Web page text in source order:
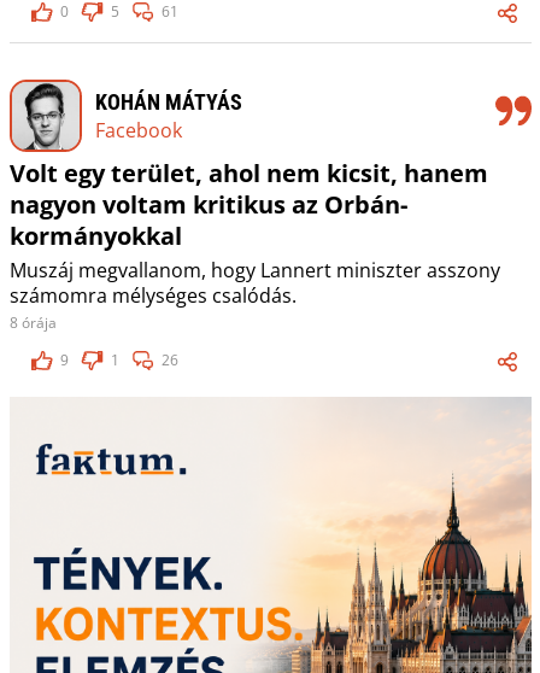
0
5 61
KOHÁN MÁTYÁS
Facebook
Volt egy terület, ahol nem kicsit, hanem
nagyon voltam kritikus az Orbán-
kormányokkal
Muszáj megvallanom, hogy Lannert miniszter asszony
számomra mélységes csalódás.
8 órája
9
1 26